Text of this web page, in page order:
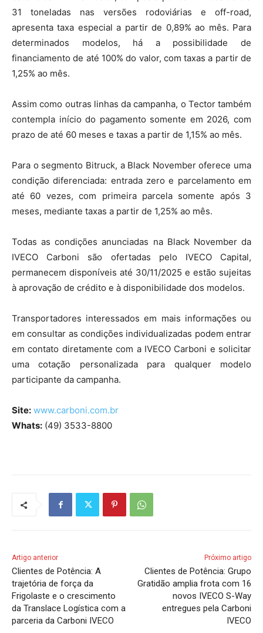
31 toneladas nas versões rodoviárias e off-road,
apresenta taxa especial a partir de 0,89% ao mês. Para
determinados modelos, há a possibilidade de
financiamento de até 100% do valor, com taxas a partir de
1,25% ao mês.
Assim como outras linhas da campanha, o Tector também
contempla início do pagamento somente em 2026, com
prazo de até 60 meses e taxas a partir de 1,15% ao mês.
Para o segmento Bitruck, a Black November oferece uma
condição diferenciada: entrada zero e parcelamento em
até 60 vezes, com primeira parcela somente após 3
meses, mediante taxas a partir de 1,25% ao mês.
Todas as condições anunciadas na Black November da
IVECO Carboni são ofertadas pelo IVECO Capital,
permanecem disponíveis até 30/11/2025 e estão sujeitas
à aprovação de crédito e à disponibilidade dos modelos.
Transportadores interessados em mais informações ou
em consultar as condições individualizadas podem entrar
em contato diretamente com a IVECO Carboni e solicitar
uma cotação personalizada para qualquer modelo
participante da campanha.
Site: www.carboni.com.br
Whats: (49) 3533-8800
Artigo anterior
Clientes de Potência: A
trajetória de força da
Frigolaste e o crescimento
da Translace Logística com a
parceria da Carboni IVECO
Próximo artigo
Clientes de Potência: Grupo
Gratidão amplia frota com 16
novos IVECO S-Way
entregues pela Carboni
IVECO